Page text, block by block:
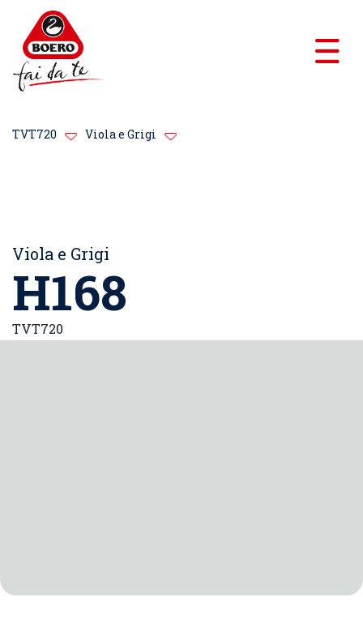
TVT720 Viola e Grigi
Viola e Grigi
H168
TVT720